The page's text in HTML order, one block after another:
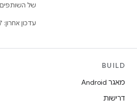
של
עדכון אחרון: 2025-07-27 (שעון UTC).
BUILD
מאגר Android
דרישות